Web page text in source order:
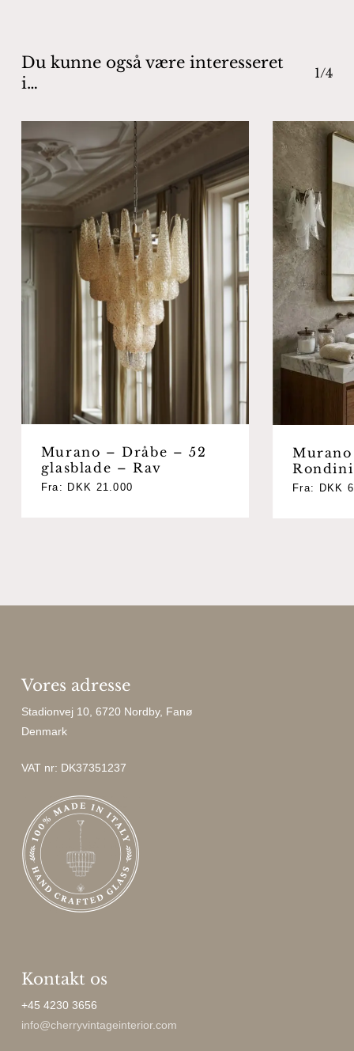
Du kunne også være interesseret
i…
1/4
Murano – Dråbe – 52
glasblade – Rav
Fra: DKK 21.000 Fra: DKK
Vores adresse
Stadionvej 10, 6720 Nordby, Fanø
Denmark
VAT nr: DK37351237
Kontakt os
+45 4230 3656
info@cherryvintageinterior.com